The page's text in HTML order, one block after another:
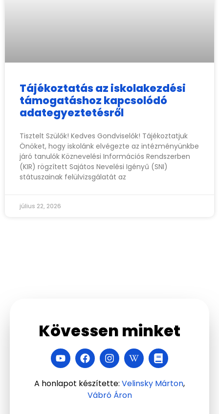
Tájékoztatás az iskolakezdési
támogatáshoz kapcsolódó
adategyeztetésről
Tisztelt Szülők! Kedves Gondviselők! Tájékoztatjuk
Önöket, hogy iskolánk elvégezte az intézményünkbe
járó tanulók Köznevelési Információs Rendszerben
(KIR) rögzített Sajátos Nevelési Igényű (SNI)
státuszainak felülvizsgálatát az
július 22, 2026
Kövessen minket
A honlapot készítette: Velinsky Márton,
Vábró Áron